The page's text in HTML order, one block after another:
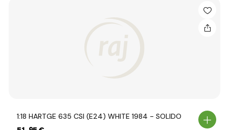
1:18 HARTGE 635 CSI (E24) WHITE 1984 - SOLIDO